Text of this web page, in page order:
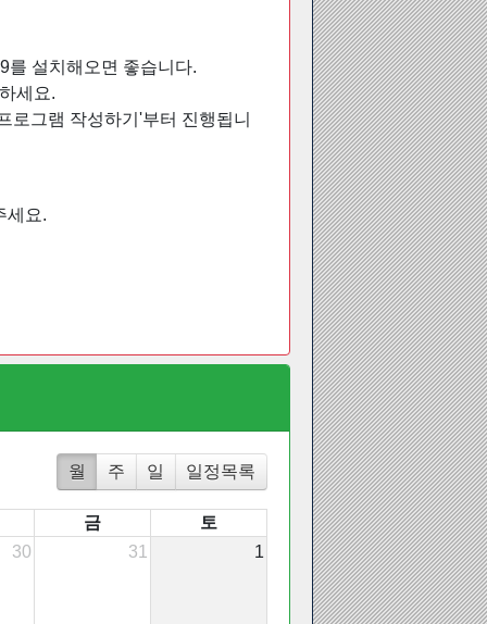
를 설치해오면 좋습니다.
세요.
로그램 작성하기'부터 진행됩니
세요.
월 주 일 일정목록
금
토
30
31 1